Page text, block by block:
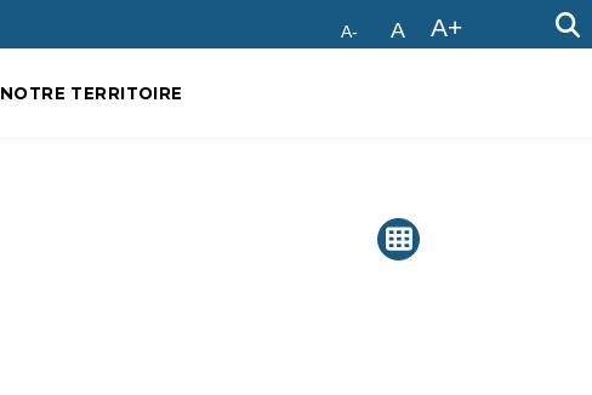
NOTRE TERRITOIRE
A+
A
A-